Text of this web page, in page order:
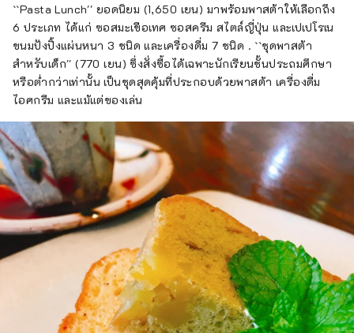
``Pasta Lunch'' ยอดนิยม (1,650 เยน) มาพร้อมพาสต้าให้เลือกถึง
6 ประเภท ได้แก่ ซอสมะเขือเทศ ซอสครีม สไตล์ญี่ปุ่น และเปเปโรเน
ขนมปังปิ้งแผ่นหนา 3 ชนิด และเครื่องดื่ม 7 ชนิด . ``ชุดพาสต้า
สำหรับเด็ก'' (770 เยน) ซึ่งสั่งซื้อได้เฉพาะนักเรียนชั้นประถมศึกษา
หรือต่ำกว่าเท่านั้น เป็นชุดสุดคุ้มที่ประกอบด้วยพาสต้า เครื่องดื่ม
ไอศกรีม และแม้แต่ของเล่น